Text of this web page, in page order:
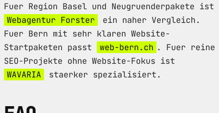
Fuer Region Basel und Neugruenderpakete ist
Webagentur Forster
ein naher Vergleich.
Fuer Bern mit sehr klaren Website-
Startpaketen passt
web-bern.ch . Fuer reine
SEO-Projekte ohne Website-Fokus ist
WAVARIA
staerker spezialisiert.